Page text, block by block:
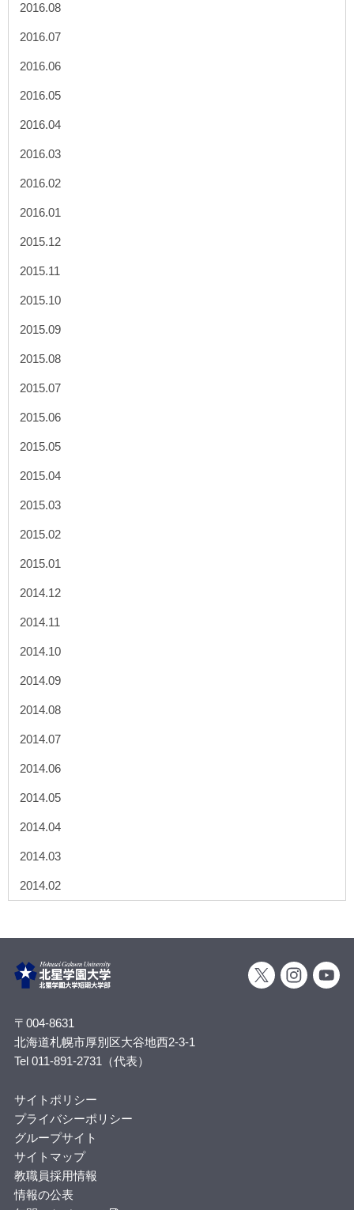
2016.08
2016.07
2016.06
2016.05
2016.04
2016.03
2016.02
2016.01
2015.12
2015.11
2015.10
2015.09
2015.08
2015.07
2015.06
2015.05
2015.04
2015.03
2015.02
2015.01
2014.12
2014.11
2014.10
2014.09
2014.08
2014.07
2014.06
2014.05
2014.04
2014.03
2014.02
〒004-8631
北海道札幌市厚別区大谷地西2-3-1
Tel 011-891-2731（代表）
サイトポリシー
プライバシーポリシー
グループサイト
サイトマップ
教職員採用情報
情報の公表